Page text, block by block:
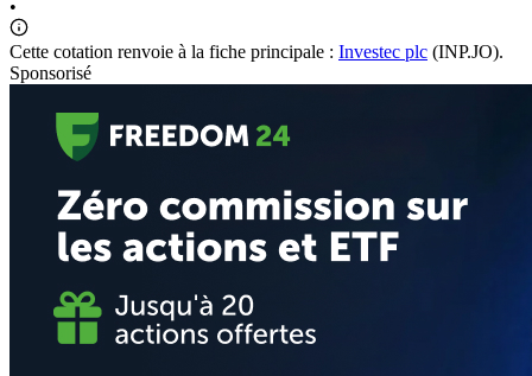
•
Cette cotation renvoie à la fiche principale : Investec plc (INP.JO).
Sponsorisé